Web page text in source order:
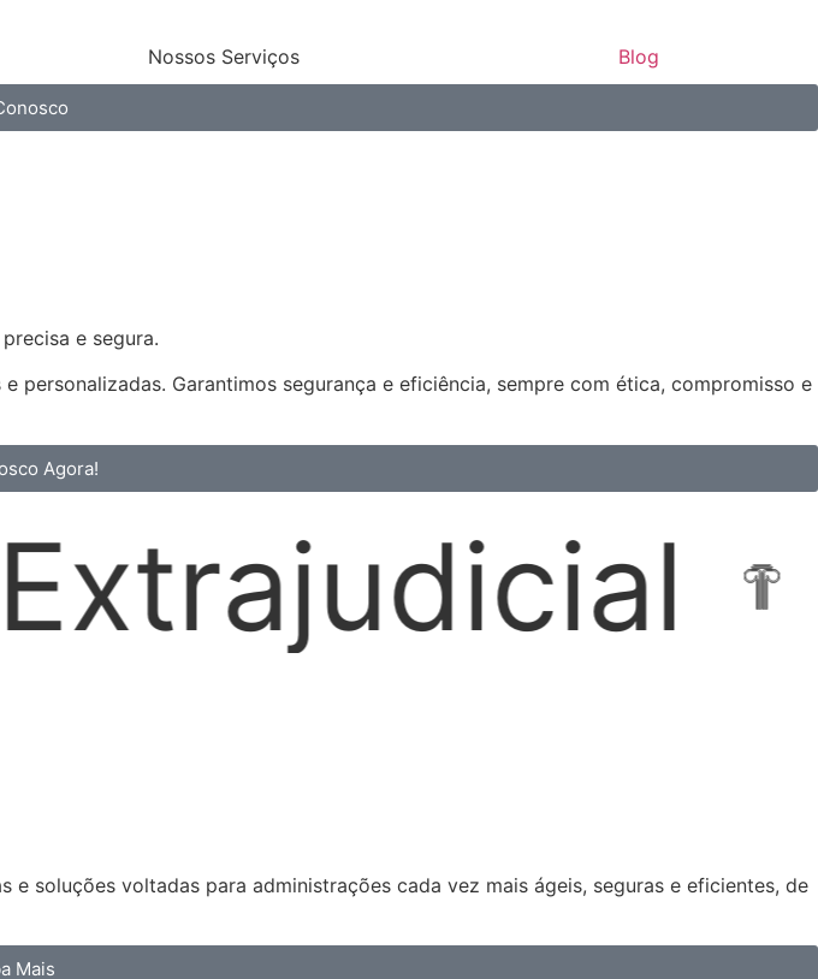
Nossos Serviços Blog
e segura.
Garantimos segurança e eficiência, sempre com ética, compromisso e
Agora!
Locações
soluções voltadas para administrações cada vez mais ágeis, seguras e eficientes, de
Mais